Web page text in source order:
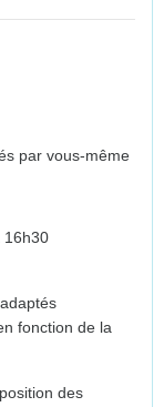
par vous-même
16h30
fonction de la
des